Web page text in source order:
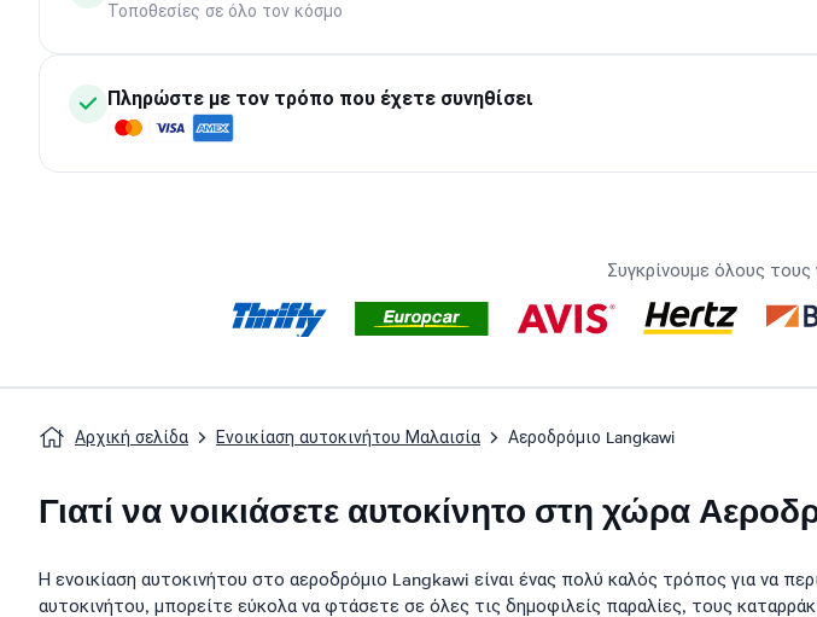
Τοποθεσίες σε όλο τον κόσμο
Πληρώστε με τον τρόπο που έχετε συνηθίσει
Συγκρίνουμε όλους
Αρχική σελίδα Ενοικίαση αυτοκινήτου Μαλαισία Αεροδρόμιο Langkawi
Γιατί να νοικιάσετε αυτοκίνητο στη χώρα
Η ενοικίαση αυτοκινήτου στο αεροδρόμιο Langkawi είναι ένας πολύ καλός τρόπος για να
αυτοκινήτου, μπορείτε εύκολα να φτάσετε σε όλες τις δημοφιλείς παραλίες, τους